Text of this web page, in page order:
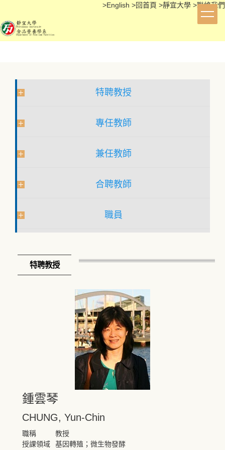
主
要
>English >回首頁 >靜宜大學 >聯絡我們
特聘教授
專任教師
兼任教師
合聘教師
職員
特聘教授
鍾雲琴
CHUNG, Yun-Chin
職稱
教授
授課領域
基因轉殖；微生物發酵